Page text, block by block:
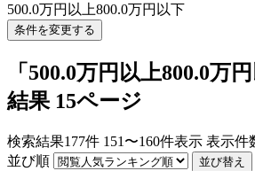
500.0万円以上800.0万円以下
条件を変更する
「500.0万円以上800.0万
結果 15ページ
検索結果177件 151〜160件表示 表示件
並び順
並び替え